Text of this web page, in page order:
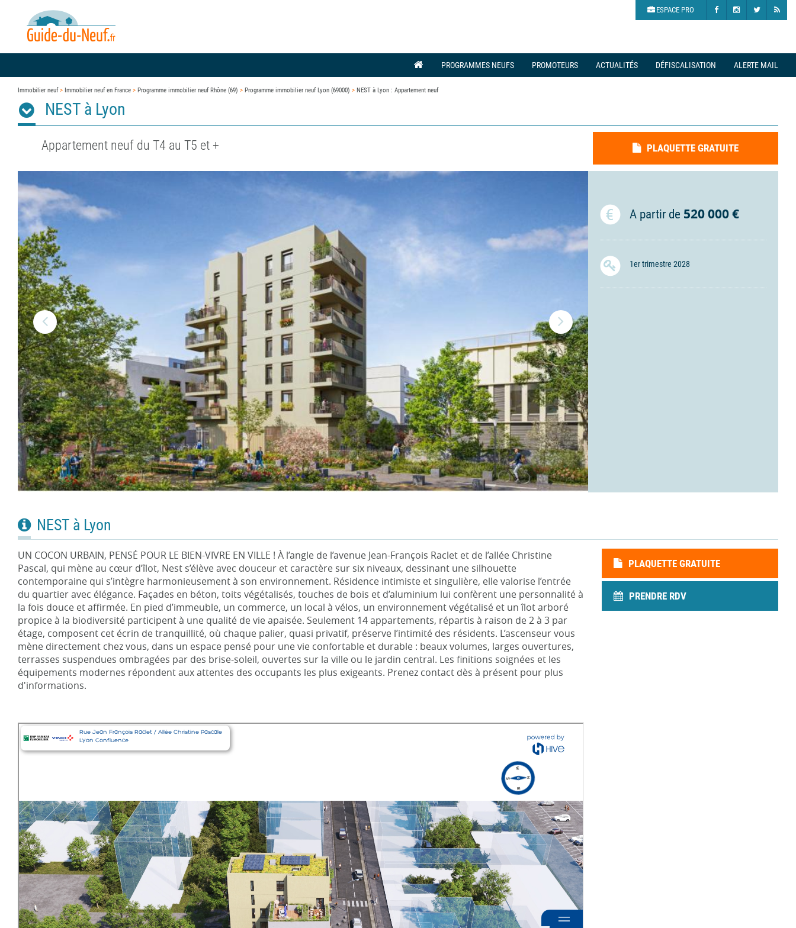
ESPACE PRO
PROGRAMMES NEUFS PROMOTEURS ACTUALITÉS DÉFISCALISATION ALERTE MAIL
Immobilier neuf> Immobilier neuf en France > Programme immobilier neuf Rhône (69) > Programme immobilier neuf Lyon (69000) > NEST à Lyon : Appartement neuf
NEST à Lyon
Appartement neuf du T4 au T5 et + PLAQUETTE GRATUITE
A partir de 520 000 €
1er trimestre 2028
NEST à Lyon
UN COCON URBAIN, PENSÉ POUR LE BIEN-VIVRE EN VILLE ! À l’angle de l’avenue Jean-François Raclet et de l’allée Christine
Pascal, qui mène au cœur d’îlot, Nest s’élève avec douceur et caractère sur six niveaux, dessinant une silhouette
contemporaine qui s’intègre harmonieusement à son environnement. Résidence intimiste et singulière, elle valorise l’entrée
du quartier avec élégance. Façades en béton, toits végétalisés, touches de bois et d’aluminium lui confèrent une personnalité à
la fois douce et affirmée. En pied d’immeuble, un commerce, un local à vélos, un environnement végétalisé et un îlot arboré
propice à la biodiversité participent à une qualité de vie apaisée. Seulement 14 appartements, répartis à raison de 2 à 3 par
étage, composent cet écrin de tranquillité, où chaque palier, quasi privatif, préserve l’intimité des résidents. L’ascenseur vous
mène directement chez vous, dans un espace pensé pour une vie confortable et durable : beaux volumes, larges ouvertures,
terrasses suspendues ombragées par des brise-soleil, ouvertes sur la ville ou le jardin central. Les finitions soignées et les
équipements modernes répondent aux attentes des occupants les plus exigeants. Prenez contact dès à présent pour plus
d'informations.
PLAQUETTE GRATUITE
PRENDRE RDV